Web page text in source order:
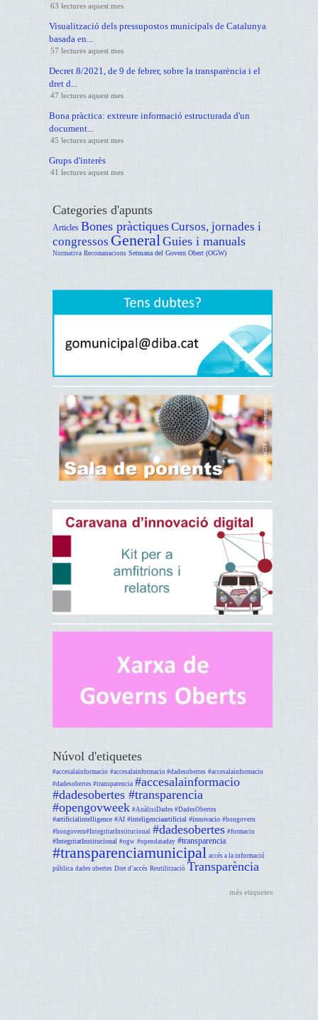
63 lectures aquest mes
Visualització dels pressupostos municipals de Catalunya
basada en...
57 lectures aquest mes
Decret 8/2021, de 9 de febrer, sobre la transparència i el
dret d...
47 lectures aquest mes
Bona pràctica: extreure informació estructurada d'un
document...
45 lectures aquest mes
Grups d'interès
41 lectures aquest mes
Categories d'apunts
Articles Bones pràctiquesCursos, jornades i
congressos General Guies i manuals
Normativa Recomanacions Setmana del Govern Obert (OGW)
Núvol d'etiquetes
#accesalainformacio #accesalainformacio #dadesobertes #accesalainformacio
#dadesobertes #transparencia #accesalainformacio
#dadesobertes #transparencia
#opengovweek #AnàlisiDades #DadesObertes
#artificialintelligence #AI #inteligenciaartificial #innovacio #bongovern
#bongovern#IntegritatInstitucional #dadesobertes #formacio
#IntegritatInstitucional #ogw #opendataday #transparencia
#transparenciamunicipal accés a la informació
pública dades obertes Dret d’accés Reutilització Transparència
més etiquetes